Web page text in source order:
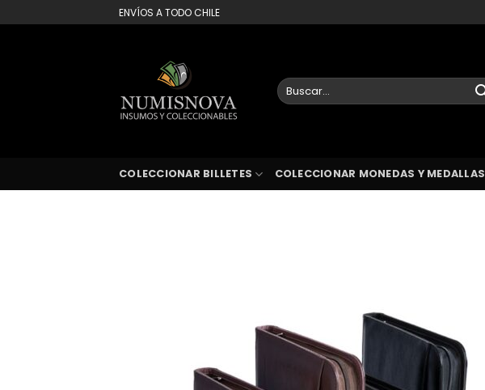
al
ENVÍOS A TODO CHILE
Buscar
por:
COLECCIONAR BILLETES COLECCIONAR MONEDAS Y MEDALLAS